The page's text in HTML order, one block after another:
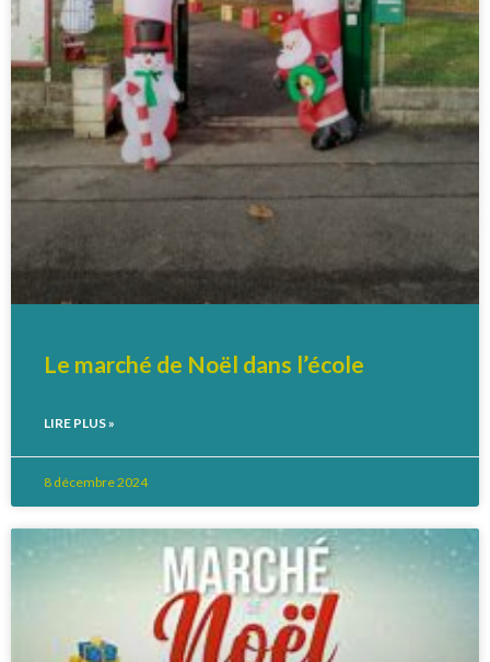
Le marché de Noël dans l’école
LIRE PLUS »
8 décembre 2024